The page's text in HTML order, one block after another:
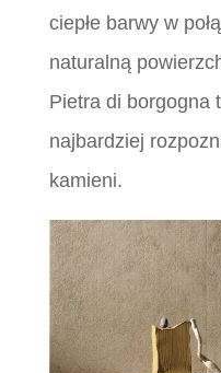
ciepłe barwy w
naturalną
Pietra di borgogna
najbardziej
kamieni.